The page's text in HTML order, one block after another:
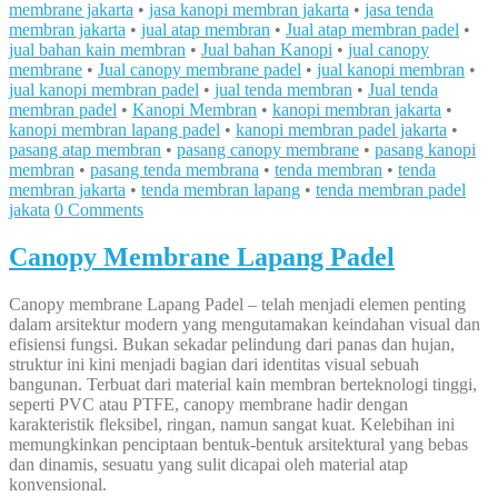
membrane jakarta • jasa kanopi membran jakarta • jasa tenda
membran jakarta • jual atap membran • Jual atap membran padel •
jual bahan kain membran • Jual bahan Kanopi • jual canopy
membrane • Jual canopy membrane padel • jual kanopi membran •
jual kanopi membran padel • jual tenda membran • Jual tenda
membran padel • Kanopi Membran • kanopi membran jakarta •
kanopi membran lapang padel • kanopi membran padel jakarta •
pasang atap membran • pasang canopy membrane • pasang kanopi
membran • pasang tenda membrana • tenda membran • tenda
membran jakarta • tenda membran lapang • tenda membran padel
jakata 0 Comments
Canopy Membrane Lapang Padel
Canopy membrane Lapang Padel – telah menjadi elemen penting
dalam arsitektur modern yang mengutamakan keindahan visual dan
efisiensi fungsi. Bukan sekadar pelindung dari panas dan hujan,
struktur ini kini menjadi bagian dari identitas visual sebuah
bangunan. Terbuat dari material kain membran berteknologi tinggi,
seperti PVC atau PTFE, canopy membrane hadir dengan
karakteristik fleksibel, ringan, namun sangat kuat. Kelebihan ini
memungkinkan penciptaan bentuk-bentuk arsitektural yang bebas
dan dinamis, sesuatu yang sulit dicapai oleh material atap
konvensional.